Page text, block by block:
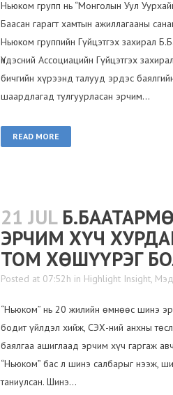
Ньюком групп нь “Монголын Уул
Баасан гарагт хамтын ажиллагааны
Ньюком группийн Гүйцэтгэх захирал
Үндэсний Ассоциацийн Гүйцэтгэх
бичгийн хүрээнд талууд эрдэс
шаардлагад тулгуурласан эрчим...
READ MORE
21 JUL
ЭРЧИМ ХҮЧ
ТОМ ХӨШҮҮРЭГ
Posted at 07:52h in Highlight Insight,
“Ньюком” нь 20 жилийн өмнөөс шинэ
бодит үйлдэл хийж, СЭХ-ний анхны
баялгаа ашиглаад эрчим хүч гаргаж
“Ньюком” бас л шинэ салбарыг нээж,
таниулсан. Шинэ...